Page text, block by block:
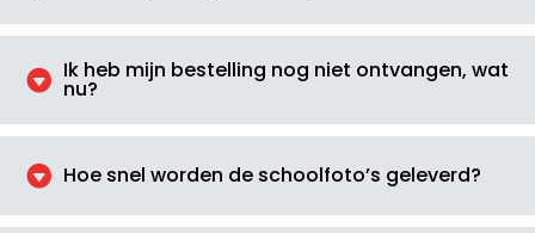
 Ik heb mijn bestelling nog niet ontvangen, wat
nu?
 Hoe snel worden de schoolfoto’s geleverd?